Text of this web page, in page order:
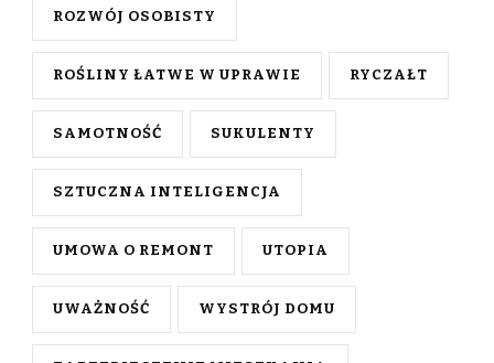
ROZWÓJ OSOBISTY
ROŚLINY ŁATWE W UPRAWIE RYCZAŁT
SAMOTNOŚĆ SUKULENTY
SZTUCZNA INTELIGENCJA
UMOWA O REMONT UTOPIA
UWAŻNOŚĆ WYSTRÓJ DOMU